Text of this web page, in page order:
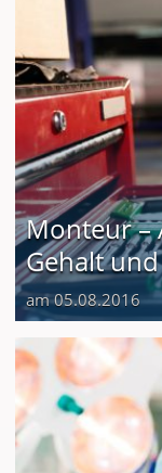
Monteur –
Gehalt
am 05.08.2016